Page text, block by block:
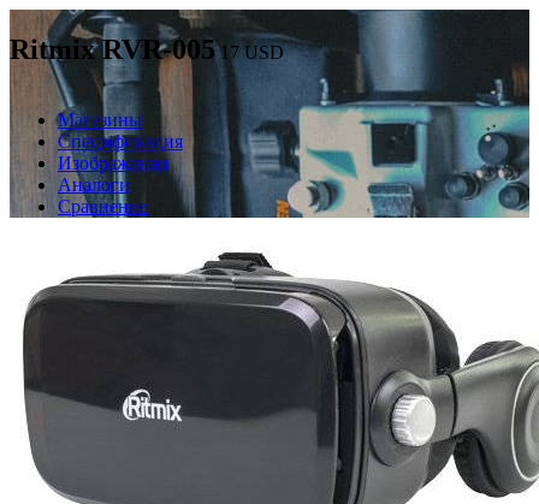
Ritmix RVR-005 17 USD
Магазины
Спецификация
Изображения
Аналоги
Сравнение